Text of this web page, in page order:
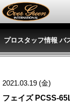
プロスタッフ情報 バ
2021.03.19 (金)
フェイズ PCSS-